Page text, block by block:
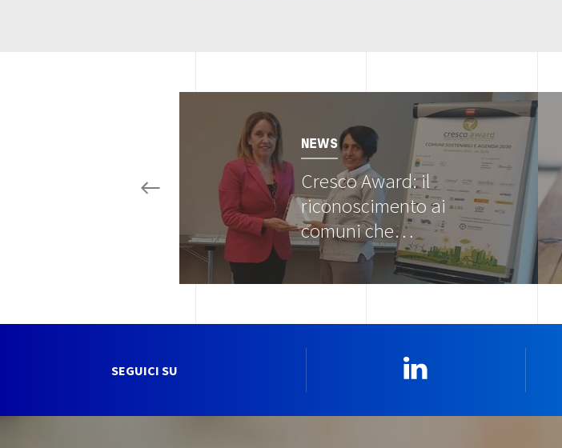
NEWS
Cresco Award: il
riconoscimento ai
comuni che…
SEGUICI SU